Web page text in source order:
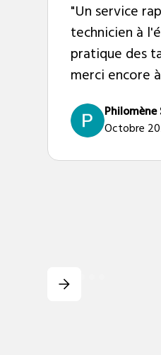
"Un service
technicien à
pratique des
merci encore
Philomène
Octobre